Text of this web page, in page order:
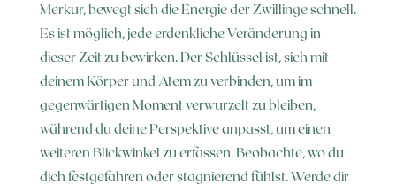
Merkur, bewegt sich die Energie der Zwillinge schnell.
Es ist möglich, jede erdenkliche Veränderung in
dieser Zeit zu bewirken. Der Schlüssel ist, sich mit
deinem Körper und Atem zu verbinden, um im
gegenwärtigen Moment verwurzelt zu bleiben,
während du deine Perspektive anpasst, um einen
weiteren Blickwinkel zu erfassen. Beobachte, wo du
dich festgefahren oder stagnierend fühlst. Werde dir